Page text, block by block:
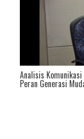
Analisis
Peran Generasi